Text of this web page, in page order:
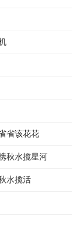
省该花花
秋水揽星河
水揽活